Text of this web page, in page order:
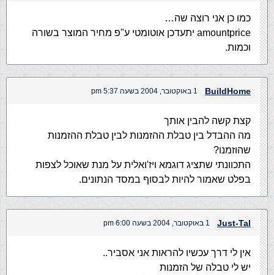
כמו כן אני רוצה שה…
amountprice יתעדכן אוטומטי ע"פ מחיר המוצר בשורה
וכמות.
BuildHome 1 באוקטובר, 2004 בשעה 5:37 pm
קצת קשה להבין אותך
מה ההבדל בין טבלת ההזמנות לבין טבלת ההזמנות
שהוזמנו?
התכוונתי שתציג דוגמא ויז'ואלית על מנת שאוכל לצפות
בפלט שאמור להיות לבסוף במסד הנתונים.
Just-Tal 1 באוקטובר, 2004 בשעה 6:00 pm
אין לי דרך עכשיו להראות אני אסביר..
יש לי טבלה של הזמנות